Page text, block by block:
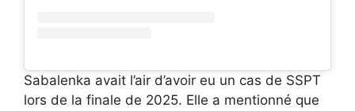
Sabalenka avait l’air d’avoir eu un cas de SSPT
lors de la finale de 2025. Elle a mentionné que